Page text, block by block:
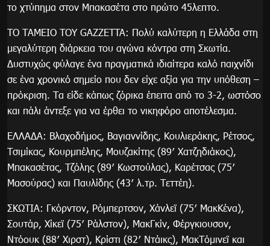
το χτύπημα στον Μπακασέτα στο πρώτο 45λεπτο.
ΤΟ ΤΑΜΕΙΟ ΤΟΥ GAZZETTA: Πολύ καλύτερη η Ελλάδα στη
μεγαλύτερη διάρκεια του αγώνα κόντρα στη Σκωτία.
Δυστυχώς φύλαγε ένα πραγματικά ιδιαίτερα καλό παιχνίδι
σε ένα χρονικό σημείο που δεν είχε αξία για την υπόθεση –
πρόκριση. Τα είδε κάπως ζόρικα έπειτα από το 3-2, ωστόσο
και πάλι άντεξε για να έρθει το νικηφόρο αποτέλεσμα.
ΕΛΛΑΔΑ: Βλαχοδήμος, Βαγιαννίδης, Κουλιεράκης, Ρέτσος,
Τσιμίκας, Κουρμπέλης, Μουζακίτης (89′ Χατζηδιάκος),
Μπακασέτας, Τζόλης (89′ Κωστούλας), Καρέτσας (75′
Μασούρας) και Παυλίδης (43′ λ.τρ. Τεττέη).
ΣΚΩΤΙΑ: Γκόρντον, Ρόμπερτσον, Χάνλεϊ (75′ ΜακΚένα),
Σουτάρ, Χίκεϊ (75′ Ράλστον), ΜακΓκίν, Φέργκιουσον,
Ντόουκ (88′ Χιρστ), Κρίστι (82′ Ντάικς), ΜακΤόμινεϊ και